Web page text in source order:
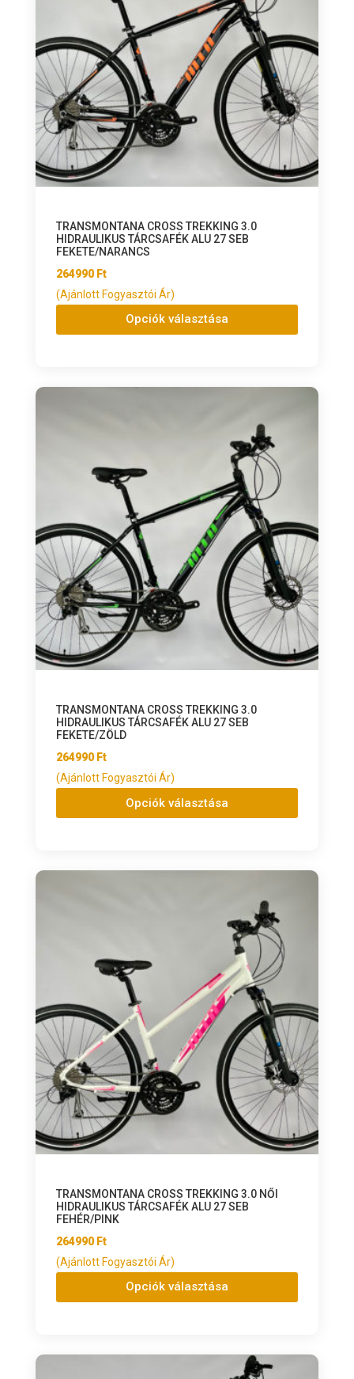
TRANSMONTANA CROSS TREKKING 3.0
HIDRAULIKUS TÁRCSAFÉK ALU 27 SEB
FEKETE/NARANCS
264990 Ft
(Ajánlott Fogyasztói Ár)
Opciók választása
TRANSMONTANA CROSS TREKKING 3.0
HIDRAULIKUS TÁRCSAFÉK ALU 27 SEB
FEKETE/ZÖLD
264990 Ft
(Ajánlott Fogyasztói Ár)
Opciók választása
TRANSMONTANA CROSS TREKKING 3.0 NŐI
HIDRAULIKUS TÁRCSAFÉK ALU 27 SEB
FEHÉR/PINK
264990 Ft
(Ajánlott Fogyasztói Ár)
Opciók választása